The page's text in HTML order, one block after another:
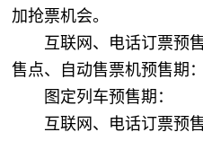
加抢票机会。
互联网、电话订票预
售点、自动售票机预售期：
图定列车预售期：
互联网、电话订票预